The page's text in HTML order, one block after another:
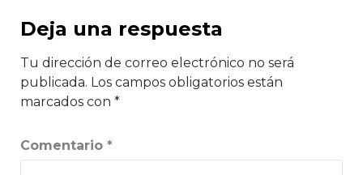
Deja una respuesta
Tu dirección de correo electrónico no será
publicada. Los campos obligatorios están
marcados con *
Comentario *